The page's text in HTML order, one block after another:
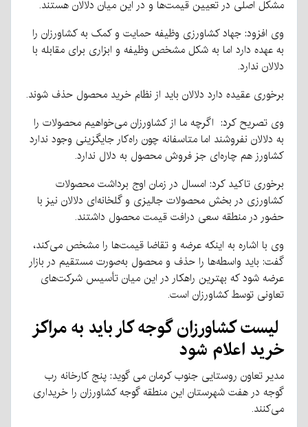
مشکل اصلی در تعیین قیمت‌ها و در این میان دلالان هستند.
وی افزود: جهاد کشاورزی وظیفه حمایت و کمک به کشاورزان را
به عهده دارد اما به شکل مشخص وظیفه و ابزاری برای مقابله با
دلالان ندارد.
برخوری عقیده دارد دلالان باید از نظام خرید محصول حذف شوند.
وی تصریح کرد: اگرچه ما از کشاورزان می‌خواهیم محصولات را
به دلالان نفروشند اما متاسفانه چون راه‌کار جایگزینی وجود ندارد
کشاورز هم چاره‌ای جز فروش محصول به دلال ندارد.
برخوری تاکید کرد: امسال در زمان اوج برداشت محصولات
کشاورزی در بخش محصولات جالیزی و گلخانه‌ای دلالان نیز با
حضور در منطقه سعی درافت قیمت محصول داشتند.
وی با اشاره به اینکه عرضه و تقاضا قیمت‌ها را مشخص می‌کند،
گفت: باید واسطه‌ها را حذف و محصول به‌صورت مستقیم در بازار
عرضه شود که بهترین راهکار در این میان تأسیس شرکت‌های
تعاونی توسط کشاورزان است.
لیست کشاورزان گوجه کار باید به مراکز
خرید اعلام شود
مدیر تعاون روستایی جنوب کرمان می گوید: پنج کارخانه رب
گوجه در هفت شهرستان این منطقه گوجه کشاورزان را خریداری
می‌کنند.